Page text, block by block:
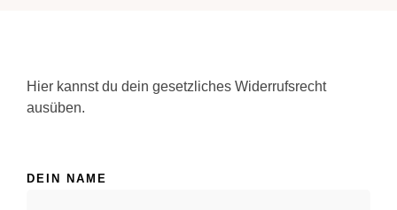
Hier kannst du dein gesetzliches Widerrufsrecht
ausüben.
DEIN NAME